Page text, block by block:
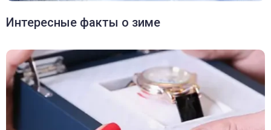
Интересные факты о зиме